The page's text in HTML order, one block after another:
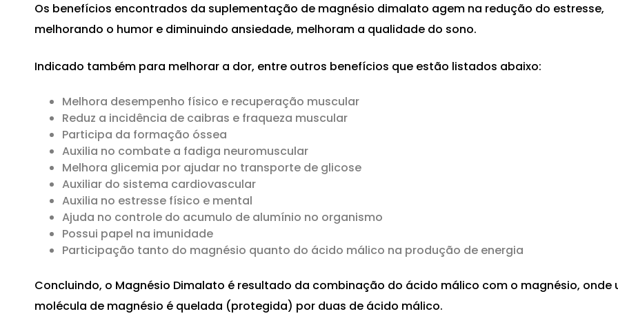
Os benefícios encontrados da suplementação de magnésio dimalato agem na redução do estresse,
melhorando o humor e diminuindo ansiedade, melhoram a qualidade do sono.
Indicado também para melhorar a dor, entre outros benefícios que estão listados abaixo:
Melhora desempenho físico e recuperação muscular
Reduz a incidência de caibras e fraqueza muscular
Participa da formação óssea
Auxilia no combate a fadiga neuromuscular
Melhora glicemia por ajudar no transporte de glicose
Auxiliar do sistema cardiovascular
Auxilia no estresse físico e mental
Ajuda no controle do acumulo de alumínio no organismo
Possui papel na imunidade
Participação tanto do magnésio quanto do ácido málico na produção de energia
Concluindo, o Magnésio Dimalato é resultado da combinação do ácido málico com o magnésio, onde
molécula de magnésio é quelada (protegida) por duas de ácido málico.